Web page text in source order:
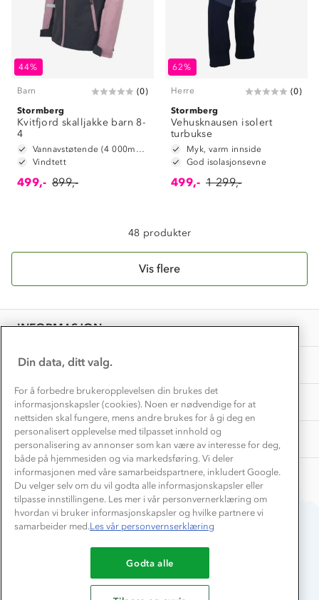
44%
Barn (0)
Stormberg
Kvitfjord skalljakke barn 8-
4
Vannavstøtende (4 000mm vannsøyle)
Vindtett
499,- 899,-
62%
Herre (0)
Stormberg
Vehusknausen isolert
turbukse
Myk, varm innside
God isolasjonsevne
499,- 1 299,-
48 produkter
Vis flere
INFORMASJON
Kundeservice
Våre butikker
Bedrift, barnehage og SFO
Presse
OM OSS
Om Stormberg
Verdigrunnlag
Klima og miljø
Etisk handel
Dyreetikk
Samarbeide med oss?
TIPS OG RÅD
Trelagsprinsippet barn
Alt du trenger til Norgesferien
Dette trenger du til barnehagen
Store størrelser
Turmat oppskrifter
Beredskap
AKTIVITETER
Norgesferie 🇳🇴
Få turinspirasjon og tips her⛰
Overnatte utendørs⛺
Leirskole 🥾
Barnehageansatt
Tips til hyttetur
Du betaler enkelt med
Din data, ditt valg.
For å forbedre brukeropplevelsen din brukes det
informasjonskapsler (cookies). Noen er nødvendige for at
nettsiden skal fungere, mens andre brukes for å gi deg en
personalisert opplevelse med tilpasset innhold og
personalisering av annonser som kan være av interesse for deg,
både på hjemmesiden og via markedsføring. Vi deler
informasjonen med våre samarbeidspartnere, inkludert Google.
Du velger selv om du vil godta alle informasjonskapsler eller
tilpasse innstillingene. Les mer i vår personvernerklæring om
hvordan vi bruker informasjonskapsler og hvilke partnere vi
samarbeider med.Les vår personvernserklæring
Godta alle